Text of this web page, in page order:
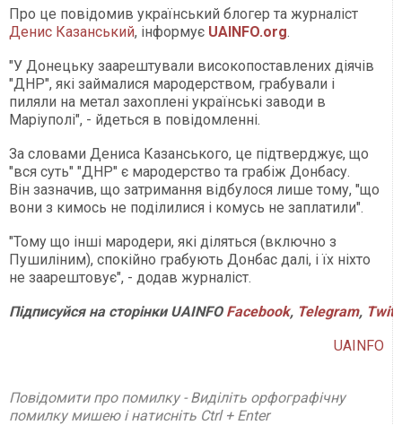
Про це повідомив український блогер та журналіст
Денис Казанський, інформує UAINFO.org.
"У Донецьку заарештували високопоставлених діячів
"ДНР", які займалися мародерством, грабували і
пиляли на метал захоплені українські заводи в
Маріуполі", - йдеться в повідомленні.
За словами Дениса Казанського, це підтверджує, що
"вся суть" "ДНР" є мародерство та грабіж Донбасу.
Він зазначив, що затримання відбулося лише тому, "що
вони з кимось не поділилися і комусь не заплатили".
"Тому що інші мародери, які діляться (включно з
Пушиліним), спокійно грабують Донбас далі, і їх ніхто
не заарештовує", - додав журналіст.
ПідписуйсянасторінкиUAINFO Facebook, Telegram,
UAINFO
Повідомити про помилку - Виділіть орфографічну
помилку мишею і натисніть Ctrl + Enter